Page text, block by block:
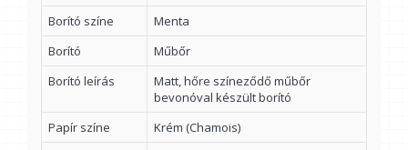
Borító színe
Menta
Borító
Műbőr
Borító leírás
Matt, hőre színeződő műbőr
bevonóval készült borító
Papír színe
Krém (Chamois)